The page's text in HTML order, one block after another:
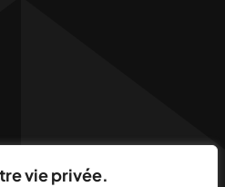
vie privée.